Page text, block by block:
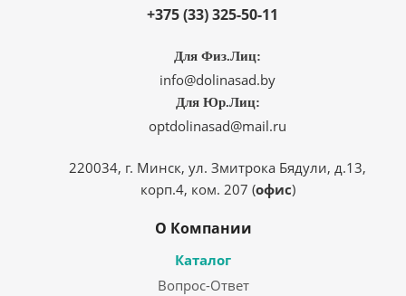
+375 (33) 325-50-11
Для Физ.Лиц:
info@dolinasad.by
Для Юр.Лиц:
optdolinasad@mail.ru
220034, г. Минск, ул. Змитрока Бядули, д.13,
корп.4, ком. 207 (офис)
О Компании
Каталог
Вопрос-Ответ